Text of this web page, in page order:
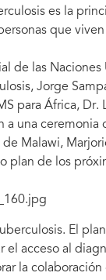
es la
que
de las Naciones
Jorge
para África, Dr.
a una ceremonia
de Malawi,
plan de los
El
el acceso al
la colaboración